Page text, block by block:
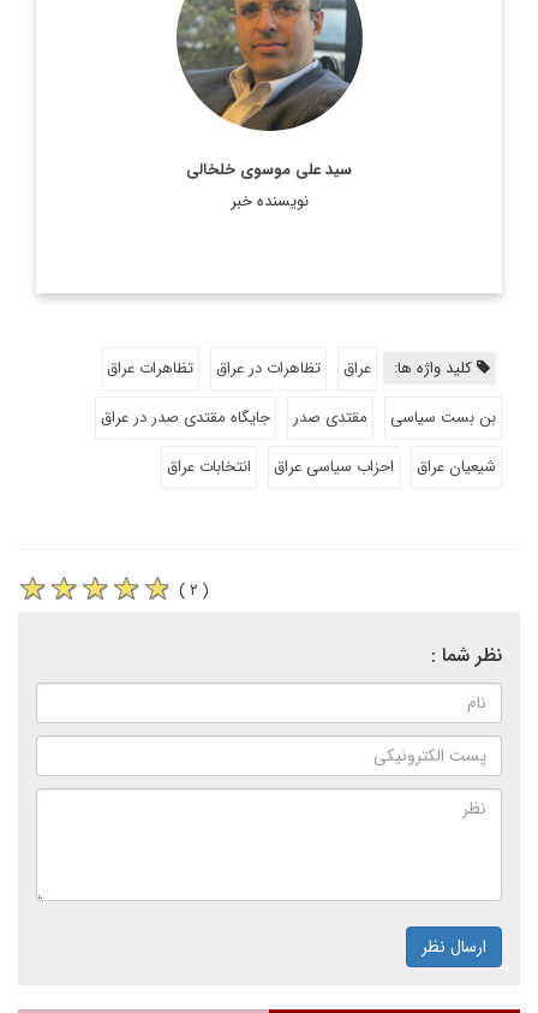
سید علی موسوی خلخالی
نویسنده خبر
اطلاعات بیشتر
کلید واژه ها: عراق تظاهرات در عراق
تظاهرات عراق
بن بست سیاسی
مقتدی صدر
جایگاه مقتدی صدر در عراق
شیعیان عراق
احزاب سیاسی عراق انتخابات عراق
( ۲ )
نظر شما :
ارسال نظر